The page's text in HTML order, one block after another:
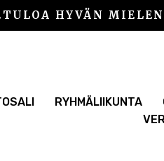
HYVÄN
RYHMÄLIIKUNTA